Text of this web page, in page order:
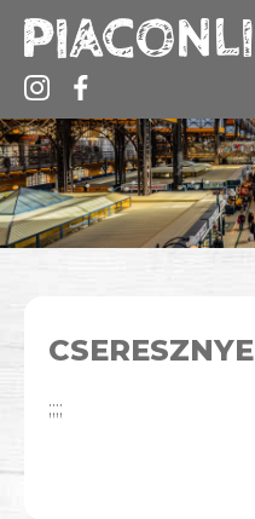
CSERESZNYE
;;;;